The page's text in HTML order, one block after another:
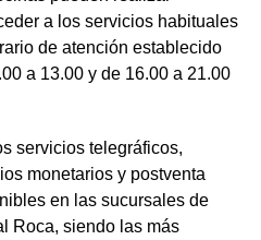
a los servicios habituales
de atención establecido
a 13.00 y de 16.00 a 21.00
servicios telegráficos,
monetarios y postventa
en las sucursales de
Roca, siendo las más